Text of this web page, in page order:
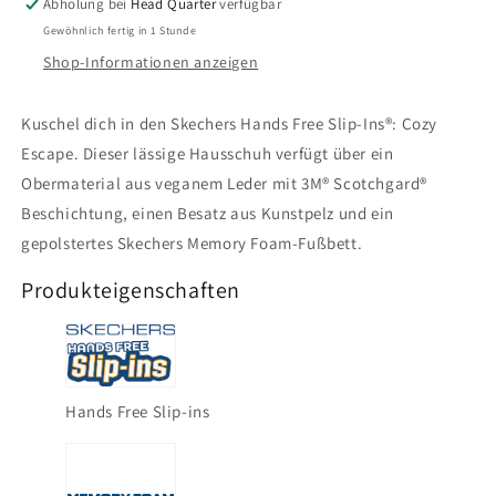
168114
168114
Gewöhnlich fertig in 1 Stunde
Shop-Informationen anzeigen
Kuschel dich in den Skechers Hands Free Slip-Ins®: Cozy
Escape. Dieser lässige Hausschuh verfügt über ein
Obermaterial aus veganem Leder mit 3M® Scotchgard®
Beschichtung, einen Besatz aus Kunstpelz und ein
gepolstertes Skechers Memory Foam-Fußbett.
Produkteigenschaften
Hands Free Slip-ins